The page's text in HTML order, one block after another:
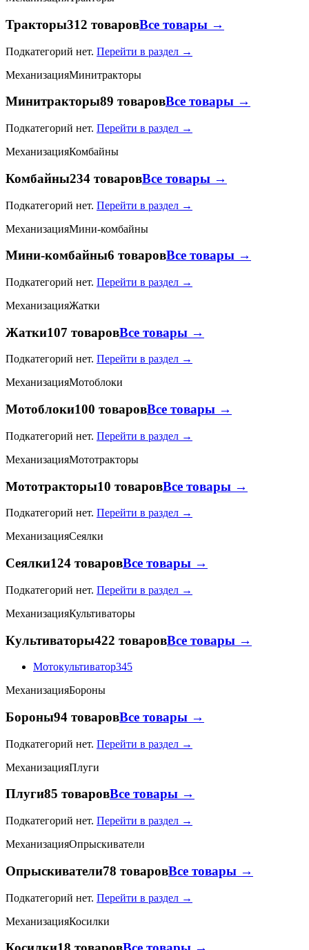
Тракторы312 товаровВсе товары →
Подкатегорий нет. Перейти в раздел →
МеханизацияМинитракторы
Минитракторы89 товаровВсе товары →
Подкатегорий нет. Перейти в раздел →
МеханизацияКомбайны
Комбайны234 товаровВсе товары →
Подкатегорий нет. Перейти в раздел →
МеханизацияМини-комбайны
Мини-комбайны6 товаровВсе товары →
Подкатегорий нет. Перейти в раздел →
МеханизацияЖатки
Жатки107 товаровВсе товары →
Подкатегорий нет. Перейти в раздел →
МеханизацияМотоблоки
Мотоблоки100 товаровВсе товары →
Подкатегорий нет. Перейти в раздел →
МеханизацияМототракторы
Мототракторы10 товаровВсе товары →
Подкатегорий нет. Перейти в раздел →
МеханизацияСеялки
Сеялки124 товаровВсе товары →
Подкатегорий нет. Перейти в раздел →
МеханизацияКультиваторы
Культиваторы422 товаровВсе товары →
Мотокультиватор345
МеханизацияБороны
Бороны94 товаровВсе товары →
Подкатегорий нет. Перейти в раздел →
МеханизацияПлуги
Плуги85 товаровВсе товары →
Подкатегорий нет. Перейти в раздел →
МеханизацияОпрыскиватели
Опрыскиватели78 товаровВсе товары →
Подкатегорий нет. Перейти в раздел →
МеханизацияКосилки